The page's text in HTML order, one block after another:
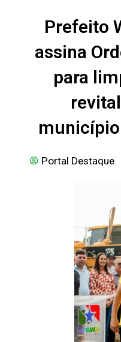
Prefeito
assina
para
Portal Destaque